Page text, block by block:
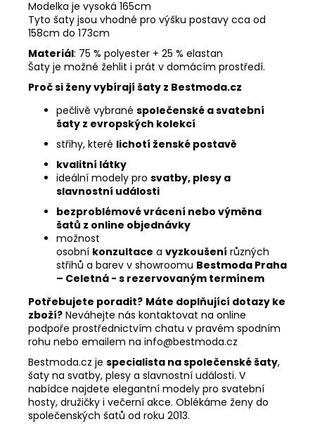
Modelka je vysoká 165cm
Tyto šaty jsou vhodné pro výšku postavy cca od
158cm do 173cm
Materiál: 75 % polyester + 25 % elastan
Šaty je možné žehlit i prát v domácím prostředí.
Proč si ženy vybírají šaty z Bestmoda.cz
pečlivě vybrané společenské a svatební
šaty z evropských kolekcí
střihy, které lichotí ženské postavě
kvalitní látky
ideální modely pro svatby, plesy a
slavnostní události
bezproblémové vrácení nebo výměna
šatů z online objednávky
možnost
osobní konzultace a vyzkoušení různých
střihů a barev v showroomu Bestmoda Praha
– Celetná - s rezervovaným termínem
Potřebujete poradit? Máte doplňující dotazy ke
zboží? Neváhejte nás kontaktovat na online
podpoře prostřednictvím chatu v pravém spodním
rohu nebo emailem na info@bestmoda.cz
Bestmoda.cz je specialista na společenské šaty,
šaty na svatby, plesy a slavnostní události. V
nabídce najdete elegantní modely pro svatební
hosty, družičky i večerní akce. Oblékáme ženy do
společenských šatů od roku 2013.